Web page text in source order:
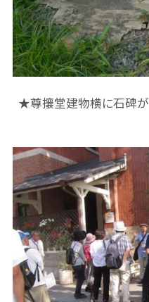
★尊攘堂建物横に石碑が